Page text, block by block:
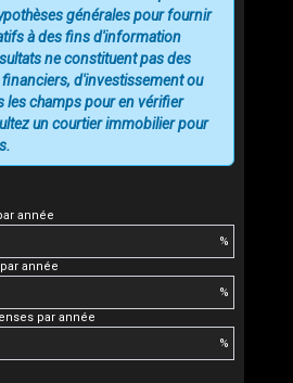
année
%
année
%
par année
%
générales pour fournir
à des fins d'information
ne constituent pas des
d'investissement ou
les champs pour en vérifier
un courtier immobilier pour